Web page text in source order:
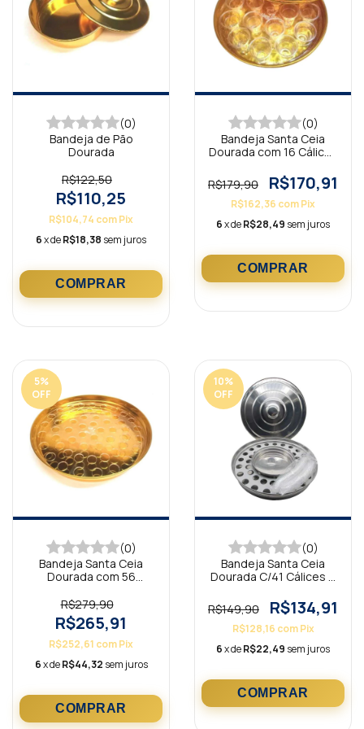
(0)
Bandeja de Pão
Dourada
R$122,50
R$110,25
R$104,74 comPix
6x deR$18,38 sem juros
(0)
Bandeja Santa Ceia
Dourada com 16 Cálices
R$179,90
R$170,91
R$162,36 comPix
6x deR$28,49 sem juros
5%
OFF
(0)
Bandeja Santa Ceia
Dourada com 56
R$279,90
R$265,91
R$252,61 comPix
6x deR$44,32 sem juros
10%
OFF
(0)
Bandeja Santa Ceia
Dourada C/41 Cálices e
R$149,90
R$134,91
R$128,16 com Pix
6x deR$22,49 sem juros